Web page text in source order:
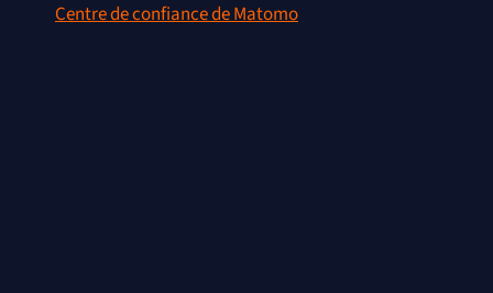
Centre de confiance de Matomo